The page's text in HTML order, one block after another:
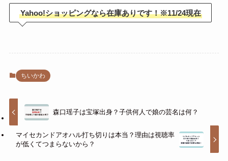
Yahoo!ショッピングなら在庫ありです！※11/24現在
ちいかわ
森口瑶子は宝塚出身？子供何人で娘の芸名は何？
マイセカンドアオハル打ち切りは本当？理由は視聴率
が低くてつまらないから？